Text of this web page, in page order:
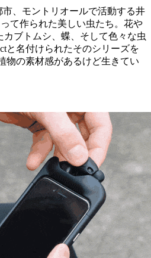
、モントリオールで活動する井
って作られた美しい虫たち。花や
ブトムシ、蝶、そして色々な虫
と名付けられたそのシリーズを
物の素材感があるけど生きてい